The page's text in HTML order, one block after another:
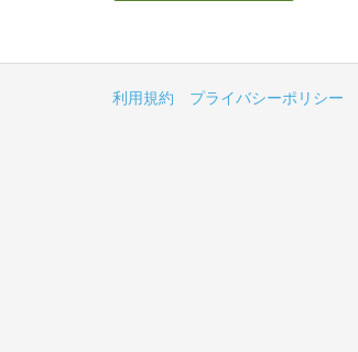
利用規約 プライバシーポリシー